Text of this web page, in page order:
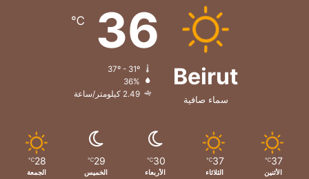
Beirut
سماء صافية
36
℃
36%
2.49 كيلومتر/ساعة
37
℃
الأثنين
37
℃
الثلاثاء
30
℃
الأربعاء
29
℃
الخميس
28
℃
الجمعة